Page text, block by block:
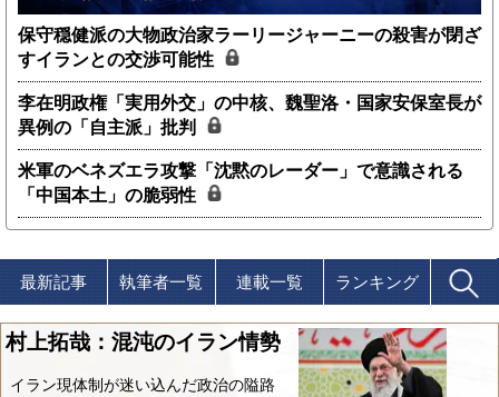
保守穏健派の大物政治家ラーリージャーニーの殺害が閉ざ
すイランとの交渉可能性
李在明政権「実用外交」の中核、魏聖洛・国家安保室長が
異例の「自主派」批判
米軍のベネズエラ攻撃「沈黙のレーダー」で意識される
「中国本土」の脆弱性
最新記事 執筆者一覧 連載一覧 ランキング
村上拓哉：混沌のイラン情勢
イラン現体制が迷い込んだ政治の隘路